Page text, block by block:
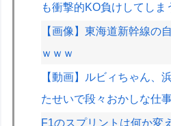
も衝撃的KO負けしてし
【画像】東海道新幹線の
ｗｗｗ
【動画】ルビィちゃん、
たせいで段々おかしな仕
F1のスプリントは何か変